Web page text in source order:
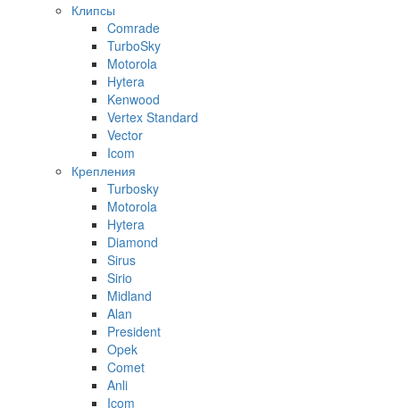
Клипсы
Comrade
TurboSky
Motorola
Hytera
Kenwood
Vertex Standard
Vector
Icom
Крепления
Turbosky
Motorola
Hytera
Diamond
Sirus
Sirio
Midland
Alan
President
Opek
Comet
Anli
Icom